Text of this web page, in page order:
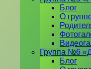
Блог
О
Группа №6
Блог